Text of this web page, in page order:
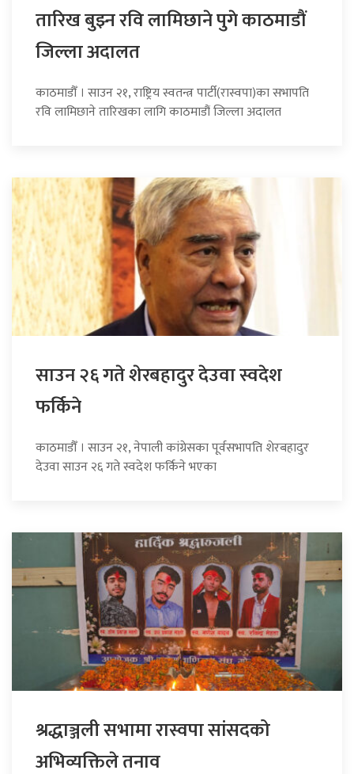
तारिख बुझ्न रवि लामिछाने पुगे काठमाडौं
जिल्ला अदालत
काठमाडौँ । साउन २१, राष्ट्रिय स्वतन्त्र पार्टी(रास्वपा)का सभापति
रवि लामिछाने तारिखका लागि काठमाडौं जिल्ला अदालत
साउन २६ गते शेरबहादुर देउवा स्वदेश
फर्किने
काठमाडौँ । साउन २१, नेपाली कांग्रेसका पूर्वसभापति शेरबहादुर
देउवा साउन २६ गते स्वदेश फर्किने भएका
श्रद्धाञ्जली सभामा रास्वपा सांसदको
अभिव्यक्तिले तनाव